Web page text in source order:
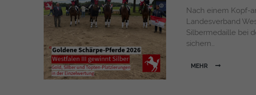
Nach einem Kopf-
Landesverband
Silbermedaille bei
sichern…
MEHR